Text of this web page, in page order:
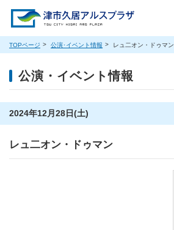
TOPページ 公演･イベント情報 レュ二オン・ドゥマン
公演・イベント情報
2024年12月28日(土)
レュ二オン・ドゥマン